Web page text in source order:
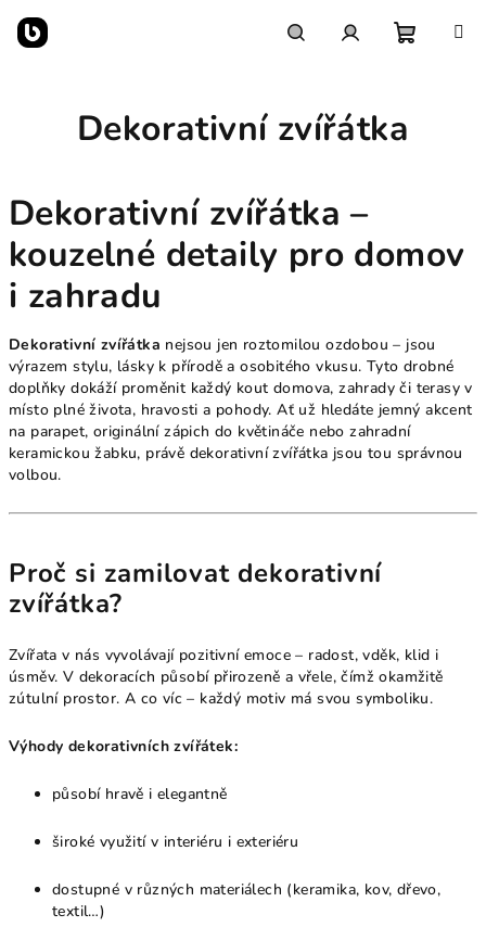
obsah
košík
Dekorativní zvířátka
Dekorativní zvířátka –
kouzelné detaily pro domov
i zahradu
Dekorativní zvířátka nejsou jen roztomilou ozdobou – jsou
výrazem stylu, lásky k přírodě a osobitého vkusu. Tyto drobné
doplňky dokáží proměnit každý kout domova, zahrady či terasy v
místo plné života, hravosti a pohody. Ať už hledáte jemný akcent
na parapet, originální zápich do květináče nebo zahradní
keramickou žabku, právě dekorativní zvířátka jsou tou správnou
volbou.
Proč si zamilovat dekorativní
zvířátka?
Zvířata v nás vyvolávají pozitivní emoce – radost, vděk, klid i
úsměv. V dekoracích působí přirozeně a vřele, čímž okamžitě
zútulní prostor. A co víc – každý motiv má svou symboliku.
Výhody dekorativních zvířátek:
působí hravě i elegantně
široké využití v interiéru i exteriéru
dostupné v různých materiálech (keramika, kov, dřevo,
textil…)